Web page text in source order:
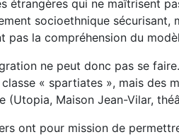
étrangères qui ne maîtrisent
socioethnique sécurisant,
pas la compréhension du
ne peut donc pas se
« spartiates », mais des
(Utopia, Maison Jean-Vilar,
ont pour mission de